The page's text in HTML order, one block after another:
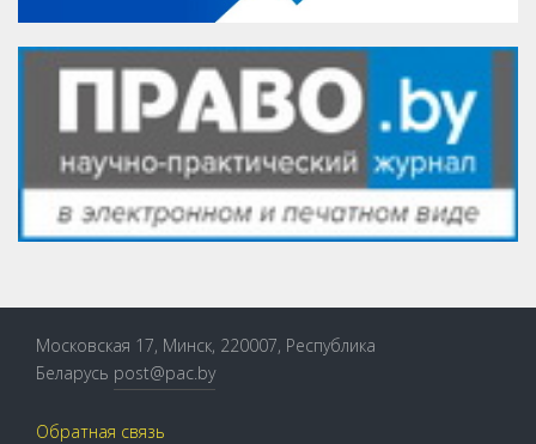
Московская 17, Минск, 220007, Республика
Беларусь post@pac.by
Обратная связь